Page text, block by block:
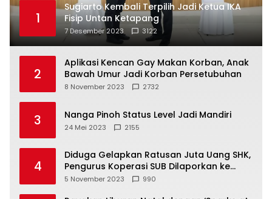
1
Sugiarto Kembali Terpilih Jadi Ketua IKA
Fisip Untan Ketapang
7 Desember 2023 3122
2
Aplikasi Kencan Gay Makan Korban, Anak
Bawah Umur Jadi Korban Persetubuhan
8 November 2023 2732
3 Nanga Pinoh Status Level Jadi Mandiri
24 Mei 2023 2155
4
Diduga Gelapkan Ratusan Juta Uang SHK,
Pengurus Koperasi SUB Dilaporkan ke
Polisi
5 November 2023 990